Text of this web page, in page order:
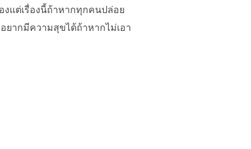
แต่เรื่องนี้ถ้าหากทุกคนปล่อย
อยากมีความสุขได้ถ้าหากไม่เอา